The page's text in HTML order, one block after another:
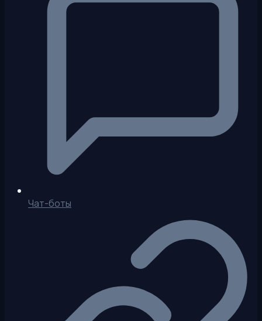
Чат-боты